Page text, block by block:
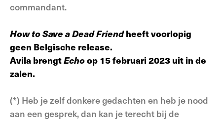
commandant.
How to Save a Dead Friendheeft voorlopig
geen Belgische release.
Avila brengtEchoop 15 februari 2023 uit in de
zalen.
(*) Heb je zelf donkere gedachten en heb je nood
aan een gesprek, dan kan je terecht bij de